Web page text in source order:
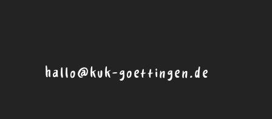
hallo@kuk-goettingen.de